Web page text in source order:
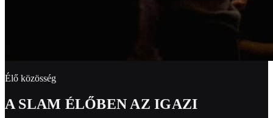
Élő közösség
A SLAM ÉLŐBEN AZ IGAZI